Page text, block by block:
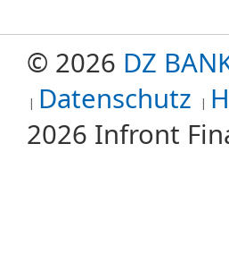
© 2026 DZ
Datenschutz
2026 Infront